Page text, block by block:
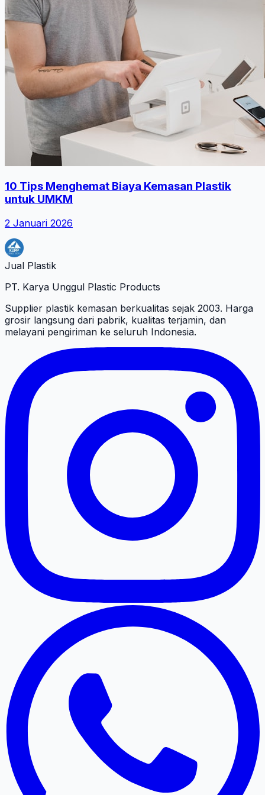
10 Tips Menghemat Biaya Kemasan Plastik
untuk UMKM
2 Januari 2026
Jual Plastik
PT. Karya Unggul Plastic Products
Supplier plastik kemasan berkualitas sejak 2003. Harga
grosir langsung dari pabrik, kualitas terjamin, dan
melayani pengiriman ke seluruh Indonesia.